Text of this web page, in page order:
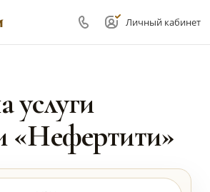
Личный кабинет
«Нефертити»